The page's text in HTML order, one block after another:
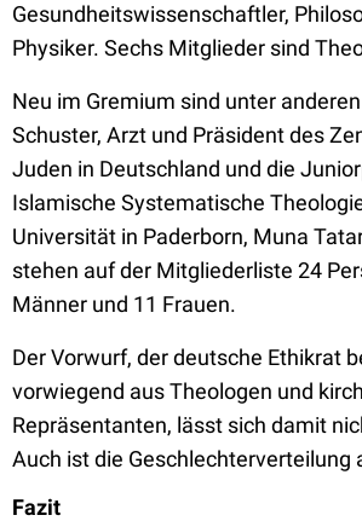
Gesundheitswissenschaftler,
Physiker. Sechs Mitglieder sind
Neu im Gremium sind unter
Schuster, Arzt und Präsident des
Juden in Deutschland und die
Islamische Systematische
Universität in Paderborn, Muna
stehen auf der Mitgliederliste 24
Männer und 11 Frauen.
Der Vorwurf, der deutsche Ethikrat
vorwiegend aus Theologen und
Repräsentanten, lässt sich damit
Auch ist die Geschlechterverteilung
Fazit